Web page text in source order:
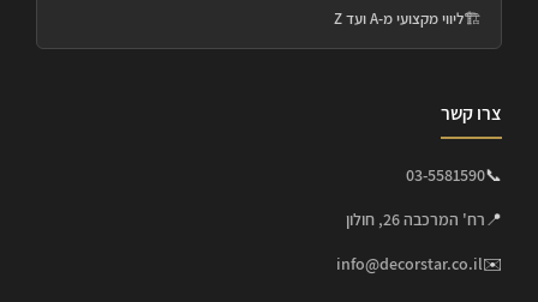
🏗️ליווי מקצועי מ-A ועד Z
צרו קשר
📞
03-5581590
📍רח' המרכבה 26, חולון
✉️
info@decorstar.co.il